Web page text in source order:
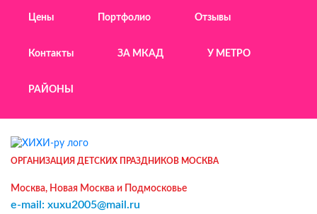
Цены Портфолио Отзывы
Контакты ЗА МКАД У МЕТРО
РАЙОНЫ
ОРГАНИЗАЦИЯ ДЕТСКИХ ПРАЗДНИКОВ МОСКВА
Москва, Новая Москва и Подмосковье
e-mail: xuxu2005@mail.ru